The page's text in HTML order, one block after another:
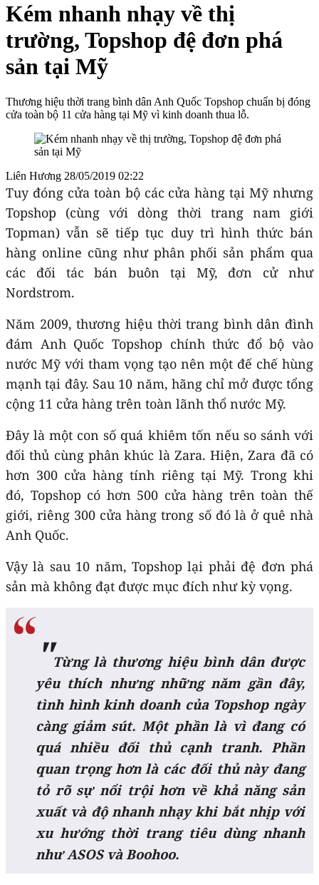
Kém nhanh nhạy về thị
trường, Topshop đệ đơn phá
sản tại Mỹ
Thương hiệu thời trang bình dân Anh Quốc Topshop chuẩn bị đóng
cửa toàn bộ 11 cửa hàng tại Mỹ vì kinh doanh thua lỗ.
Liên Hương 28/05/2019 02:22
Tuy đóng cửa toàn bộ các cửa hàng tại Mỹ nhưng
Topshop (cùng với dòng thời trang nam giới
Topman) vẫn sẽ tiếp tục duy trì hình thức bán
hàng online cũng như phân phối sản phẩm qua
các đối tác bán buôn tại Mỹ, đơn cử như
Nordstrom.
Năm 2009, thương hiệu thời trang bình dân đình
đám Anh Quốc Topshop chính thức đổ bộ vào
nước Mỹ với tham vọng tạo nên một đế chế hùng
mạnh tại đây. Sau 10 năm, hãng chỉ mở được tổng
cộng 11 cửa hàng trên toàn lãnh thổ nước Mỹ.
Đây là một con số quá khiêm tốn nếu so sánh với
đối thủ cùng phân khúc là Zara. Hiện, Zara đã có
hơn 300 cửa hàng tính riêng tại Mỹ. Trong khi
đó, Topshop có hơn 500 cửa hàng trên toàn thế
giới, riêng 300 cửa hàng trong số đó là ở quê nhà
Anh Quốc.
Vậy là sau 10 năm, Topshop lại phải đệ đơn phá
sản mà không đạt được mục đích như kỳ vọng.
"Từng là thương hiệu bình dân được
yêu thích nhưng những năm gần đây,
tình hình kinh doanh của Topshop ngày
càng giảm sút. Một phần là vì đang có
quá nhiều đối thủ cạnh tranh. Phần
quan trọng hơn là các đối thủ này đang
tỏ rõ sự nổi trội hơn về khả năng sản
xuất và độ nhanh nhạy khi bắt nhịp với
xu hướng thời trang tiêu dùng nhanh
như ASOS và Boohoo.